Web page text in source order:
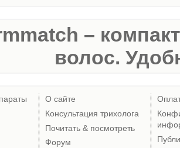
–
волос.
О сайте
Консультация трихолога
Почитать & посмотреть
Форум